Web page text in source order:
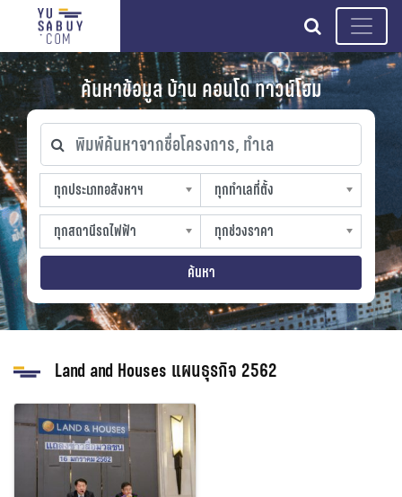
search
ค้นหาข้อมูล บ้าน คอนโด ทาวน์โฮม
พิมพ์ค้นหาจากชื่อโครงการ, ทำเล
ทุกประเภทอสังหาฯ
ทุกประเภทอสังหาฯ
sproperty
ทุกทำเลที่ตั้ง
ทุกทำเลที่ตั้ง
slocation
ทุกสถานีรถไฟฟ้า
ทุกสถานีรถไฟฟ้า
strain-station
ทุกช่วงราคา
ทุกช่วงราคา
sprice
ค้นหา
Land and Houses แผนธุรกิจ 2562